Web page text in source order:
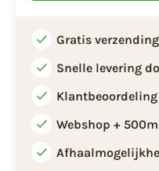
Gratis
Snelle levering
Webshop +